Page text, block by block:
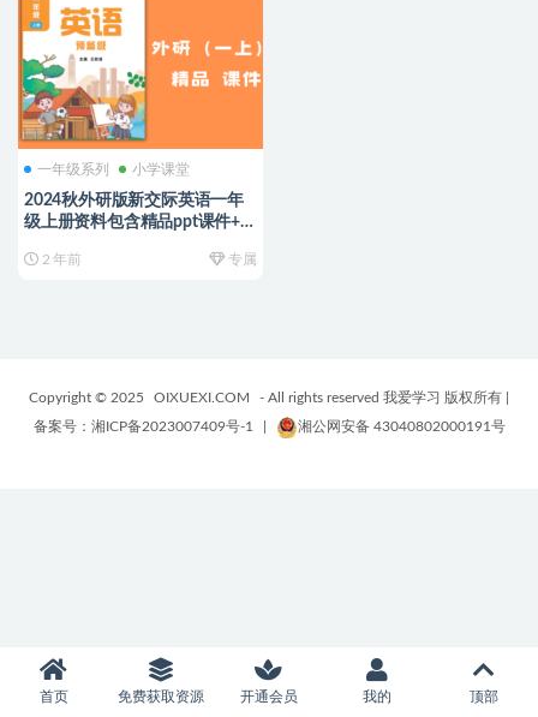
一年级系列 小学课堂
2024秋外研版新交际英语一年
级上册资料包含精品ppt课件+音
2 年前 专属
Copyright © 2025 OIXUEXI.COM - All rights reserved 我爱学习 版权所有
备案号：湘ICP备2023007409号-1
湘公网安备 43040802000191号
首页 免费获取资源 开通会员 我的 顶部